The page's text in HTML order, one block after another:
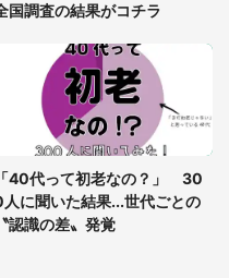
り場ならまだしも...」「ハ
猫、激写される 「これもう
の耳」と1.4万人困惑
国調査の結果がコチラ
「40代って初老なの？」 30
に聞いた結果...世代ごとの
〝認識の差〟発覚